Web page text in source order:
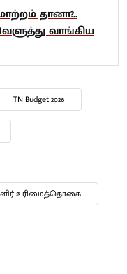
தானா?..
வாங்கிய
TN Budget 2026
உரிமைத்தொகை